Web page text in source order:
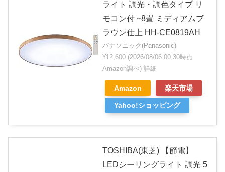
ライト 調光・調色タイプ リ
モコン付 ~8畳 ミディアムブ
ラウン仕上 HH-CE0819AH
パナソニック(Panasonic)
¥12,600 (2026/08/06 00:30時点
Amazon調べ) 詳細
Amazon 楽天市場
Yahoo!ショッピング
TOSHIBA(東芝) 【節電】
LEDシーリングライト 調光 5